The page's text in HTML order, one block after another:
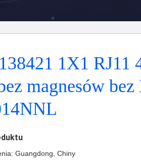
1X1 RJ11
magnesów
Guangdong, Chiny